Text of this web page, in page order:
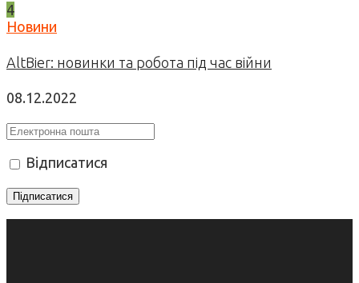
4
Новини
AltBier: новинки та робота під час війни
08.12.2022
Відписатися